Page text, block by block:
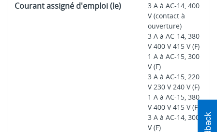
Courant assigné d'emploi (Ie)
3 A à AC-14, 400
V (contact à
ouverture)
3 A à AC-14, 380
V 400 V 415 V (F)
1 A à AC-15, 300
V (F)
3 A à AC-15, 220
V 230 V 240 V (F)
1 A à AC-15, 380
V 400 V 415 V (F)
3 A à AC-14, 300
V (F)